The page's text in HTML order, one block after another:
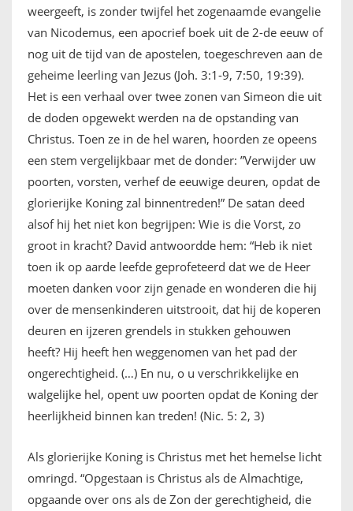
weergeeft, is zonder twijfel het zogenaamde evangelie
van Nicodemus, een apocrief boek uit de 2-de eeuw of
nog uit de tijd van de apostelen, toegeschreven aan de
geheime leerling van Jezus (Joh. 3:1-9, 7:50, 19:39).
Het is een verhaal over twee zonen van Simeon die uit
de doden opgewekt werden na de opstanding van
Christus. Toen ze in de hel waren, hoorden ze opeens
een stem vergelijkbaar met de donder: ”Verwijder uw
poorten, vorsten, verhef de eeuwige deuren, opdat de
glorierijke Koning zal binnentreden!” De satan deed
alsof hij het niet kon begrijpen: Wie is die Vorst, zo
groot in kracht? David antwoordde hem: “Heb ik niet
toen ik op aarde leefde geprofeteerd dat we de Heer
moeten danken voor zijn genade en wonderen die hij
over de mensenkinderen uitstrooit, dat hij de koperen
deuren en ijzeren grendels in stukken gehouwen
heeft? Hij heeft hen weggenomen van het pad der
ongerechtigheid. (…) En nu, o u verschrikkelijke en
walgelijke hel, opent uw poorten opdat de Koning der
heerlijkheid binnen kan treden! (Nic. 5: 2, 3)
Als glorierijke Koning is Christus met het hemelse licht
omringd. “Opgestaan is Christus als de Almachtige,
opgaande over ons als de Zon der gerechtigheid, die